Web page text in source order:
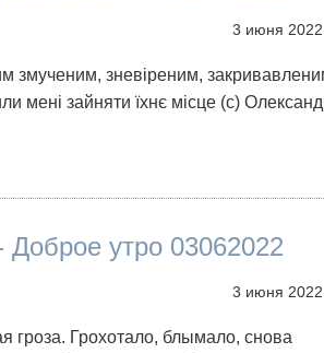
3 июня 2022
змученим, зневіреним,
мені зайняти їхнє місце (с)
Доброе утро 03062022
3 июня 2022
гроза. Грохотало, блымало, снова